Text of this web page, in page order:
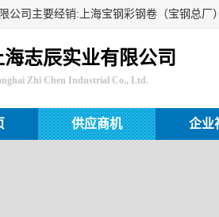
海志辰实业有限公司
Zhi Chen Industrial Co., Ltd.
供应商机 企业